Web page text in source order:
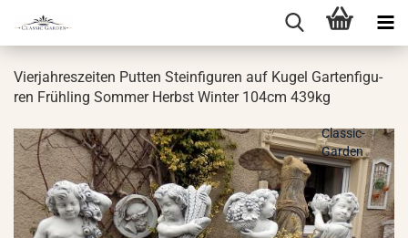
Vier­jah­res­zei­ten Put­ten Stein­fi­gu­ren auf Kugel Gar­ten­fi­gu­
ren Früh­ling Som­mer Herbst Win­ter 104cm 439kg
Classic-
Garden